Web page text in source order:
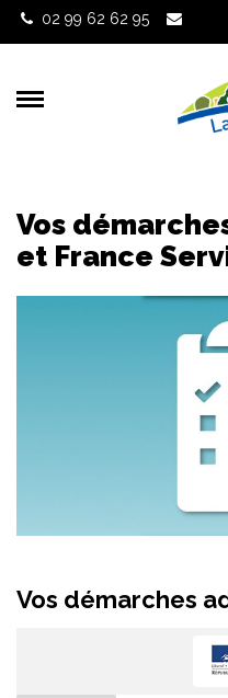
Gestion des traceurs
02 99 62 62 95
Vos
et France
Vos démarches